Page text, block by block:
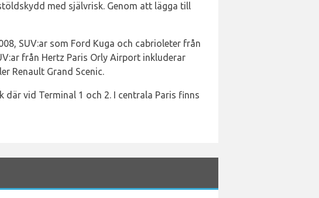
med självrisk. Genom att lägga till
SUV:ar som Ford Kuga och cabrioleter från
från Hertz Paris Orly Airport inkluderar
Renault Grand Scenic.
vid Terminal 1 och 2. I centrala Paris finns